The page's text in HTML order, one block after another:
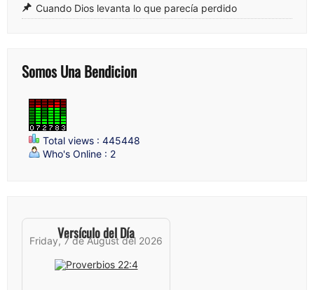
Cuando Dios levanta lo que parecía perdido
Somos Una Bendicion
Total views : 445448
Who's Online : 2
Versículo del Día
Friday, 7 de August del 2026